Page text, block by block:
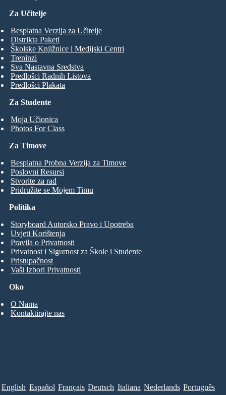
Za Studente
Moja Učionica
Photos For Class
Za Učitelje
Besplatna Verzija za Učitelje
Distrikta Paketi
Školske Knjižnice i Medijski Centri
Treninzi
Sva Nastavna Sredstva
Predlošci Radnih Listova
Predlošci Plakata
Za Timove
Besplatna Probna Verzija za Timove
Poslovni Resursi
Stvorite za rad
Pridružite se Mojem Timu
Oko
O Nama
Kontaktirajte nas
Politika
Storyboard Autorsko Pravo i Upotreba
Uvjeti Korištenja
Pravila o Privatnosti
Privatnost i Sigurnost za Škole i Studente
Pristupačnost
Vaši Izbori Privatnosti
English Español Français Deutsch Italiana Nederlands Português